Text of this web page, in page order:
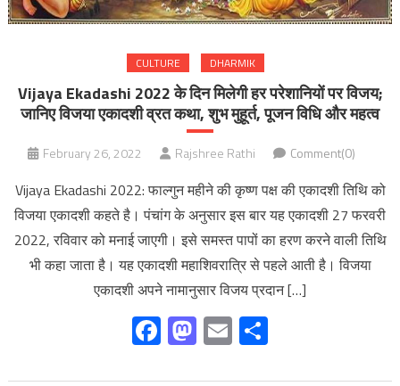
CULTURE DHARMIK
Vijaya Ekadashi 2022 के दिन मिलेगी हर परेशानियों पर विजय;
जानिए विजया एकादशी व्रत कथा, शुभ मुहूर्त, पूजन विधि और महत्व
February 26, 2022 Rajshree Rathi Comment(0)
Vijaya Ekadashi 2022: फाल्गुन महीने की कृष्ण पक्ष की एकादशी तिथि को
विजया एकादशी कहते है। पंचांग के अनुसार इस बार यह एकादशी 27 फरवरी
2022, रविवार को मनाई जाएगी। इसे समस्त पापों का हरण करने वाली तिथि
भी कहा जाता है। यह एकादशी महाशिवरात्रि से पहले आती है। विजया
एकादशी अपने नामानुसार विजय प्रदान […]
Facebook
Mastodon
Email